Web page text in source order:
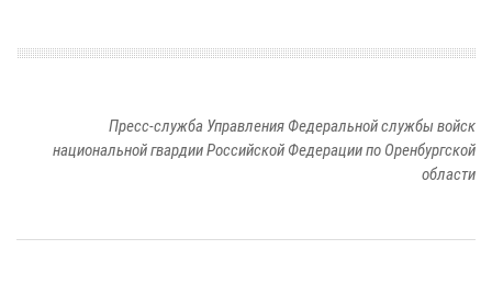
Пресс-служба Управления Федеральной службы войск
национальной гвардии Российской Федерации по Оренбургской
области